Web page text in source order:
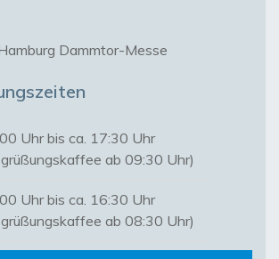
Dammtor-Messe
Uhr bis ca. 17:30 Uhr
ab 09:30 Uhr)
Uhr bis ca. 16:30 Uhr
ab 08:30 Uhr)